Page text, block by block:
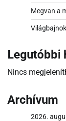
Megvan a
Legutóbbi
Nincs
Archívum
2026.